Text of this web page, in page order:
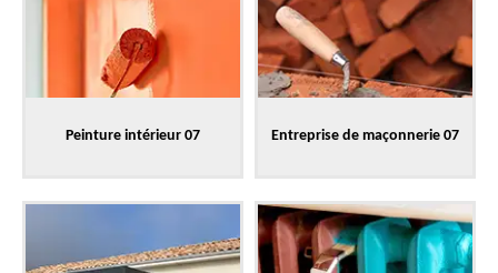
Peinture intérieur 07 Entreprise de maçonnerie 07